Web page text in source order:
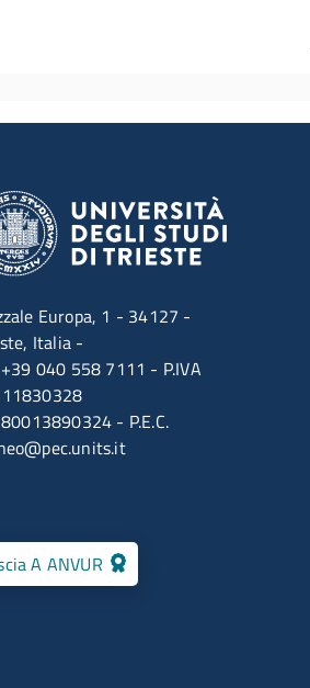
Europa, 1 - 34127 -
Italia -
040 558 7111 - P.IVA
80013890324 - P.E.C.
A ANVUR